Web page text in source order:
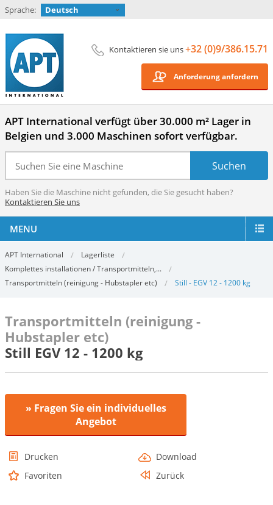
Sprache: Deutsch
Kontaktieren sie uns+32 (0)9/386.15.71
Anforderung anfordern
APT International verfügt über 30.000 m² Lager in
Belgien und 3.000 Maschinen sofort verfügbar.
Haben Sie die Maschine nicht gefunden, die Sie gesucht haben?
Kontaktieren Sie uns
MENU
APT International
Lagerliste
Komplettes installationen / Transportmitteln,...
Transportmitteln (reinigung - Hubstapler etc)
Still - EGV 12 - 1200 kg
Transportmitteln (reinigung -
Hubstapler etc)
Still EGV 12 - 1200 kg
» Fragen Sie ein individuelles
Angebot
Drucken
Download
Favoriten
Zurück